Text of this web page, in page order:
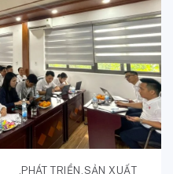
, PHÁT TRIỂN ,SẢN XUẤT